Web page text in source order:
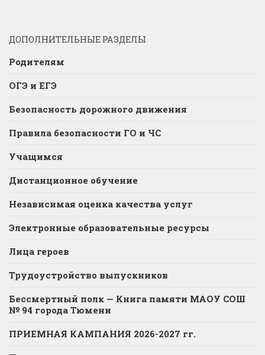
ДОПОЛНИТЕЛЬНЫЕ РАЗДЕЛЫ
Родителям
ОГЭ и ЕГЭ
Безопасность дорожного движения
Правила безопасности ГО и ЧС
Учащимся
Дистанционное обучение
Независимая оценка качества услуг
Электронные образовательные ресурсы
Лица героев
Трудоустройство выпускников
Бессмертный полк — Книга памяти МАОУ СОШ
№ 94 города Тюмени
ПРИЕМНАЯ КАМПАНИЯ 2026-2027 гг.